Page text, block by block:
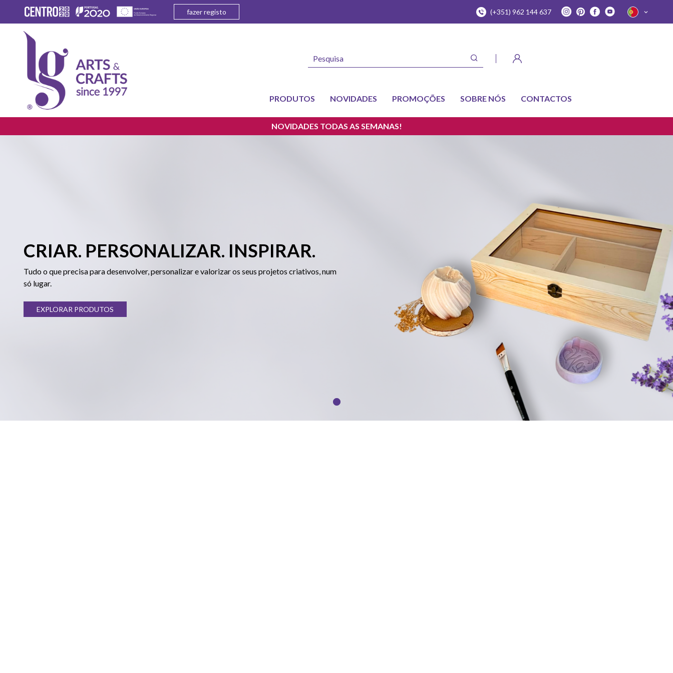
fazer registo (+351) 962 144 637
PRODUTOS NOVIDADES PROMOÇÕES SOBRE NÓS
CONTACTOS
NOVIDADES TODAS AS SEMANAS!
CRIAR. PERSONALIZAR. INSPIRAR.
Tudo o que precisa para desenvolver, personalizar e valorizar os seus projetos criativos, num
só lugar.
EXPLORAR PRODUTOS